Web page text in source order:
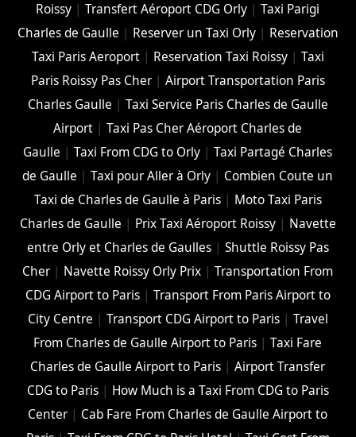
Roissy |Transfert Aéroport CDG Orly |Taxi Parigi
Charles de Gaulle | Reserver un Taxi Orly| Reservation
Taxi Paris Aeroport| Reservation Taxi Roissy| Taxi
Paris Roissy Pas Cher| Airport Transportation Paris
Charles Gaulle | Taxi Service Paris Charles de Gaulle
Airport |Taxi Pas Cher Aéroport Charles de
Gaulle |Taxi From CDG to Orly |Taxi Partagé Charles
de Gaulle |Taxi pour Aller à Orly | Combien Coute un
Taxi de Charles de Gaulle à Paris| Moto Taxi Paris
Charles de Gaulle | Prix Taxi Aéroport Roissy| Navette
entre Orly et Charles de Gaulles| Shuttle Roissy Pas
Cher | Navette Roissy Orly Prix |Transportation From
CDG Airport to Paris| Transport From Paris Airport to
City Centre | Transport CDG Airport to Paris| Travel
From Charles de Gaulle Airport to Paris |Taxi Fare
Charles de Gaulle Airport to Paris |Airport Transfer
CDG to Paris| How Much is a Taxi From CDG to Paris
Center | Cab Fare From Charles de Gaulle Airport to